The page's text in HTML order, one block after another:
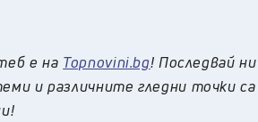
е на Topnovini.bg! Последвай
и различните гледни точки